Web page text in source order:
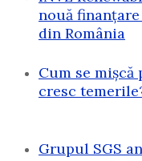
nouă
din România
Cum se
cresc
Grupul SGS